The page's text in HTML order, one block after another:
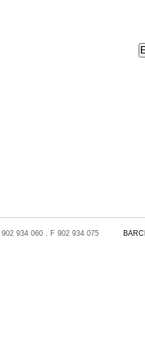
934 060 . F 902 934 075